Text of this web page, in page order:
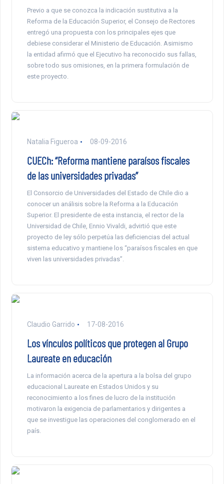
Previo a que se conozca la indicación sustitutiva a la
Reforma de la Educación Superior, el Consejo de Rectores
entregó una propuesta con los principales ejes que
debiese considerar el Ministerio de Educación. Asimismo
la entidad afirmó que el Ejecutivo ha reconocido sus fallas,
sobre todo sus omisiones, en la primera formulación de
este proyecto.
Natalia Figueroa 08-09-2016
CUECh: “Reforma mantiene paraísos fiscales
de las universidades privadas”
El Consorcio de Universidades del Estado de Chile dio a
conocer un análisis sobre la Reforma a la Educación
Superior. El presidente de esta instancia, el rector de la
Universidad de Chile, Ennio Vivaldi, advirtió que este
proyecto de ley sólo perpetúa las deficiencias del actual
sistema educativo y mantiene los “paraísos fiscales en que
viven las universidades privadas”.
Claudio Garrido 17-08-2016
Los vínculos políticos que protegen al Grupo
Laureate en educación
La información acerca de la apertura a la bolsa del grupo
educacional Laureate en Estados Unidos y su
reconocimiento a los fines de lucro de la institución
motivaron la exigencia de parlamentarios y dirigentes a
que se investigue las operaciones del conglomerado en el
país.